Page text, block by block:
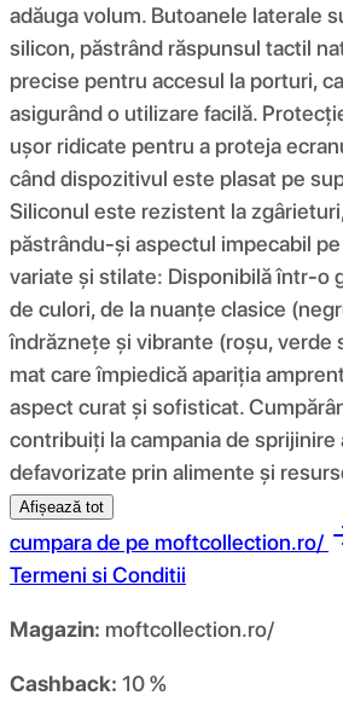
adăuga volum. Butoanele laterale
silicon, păstrând răspunsul tactil
precise pentru accesul la porturi,
asigurând o utilizare facilă.
ușor ridicate pentru a proteja
când dispozitivul este plasat pe
Siliconul este rezistent la
păstrându-și aspectul impecabil
variate și stilate: Disponibilă într-o
de culori, de la nuanțe clasice
îndrăznețe și vibrante (roșu, verde
mat care împiedică apariția
aspect curat și sofisticat.
contribuiți la campania de sprijinire
defavorizate prin alimente și
Afișează tot
cumpara de pe moftcollection.ro/
Termeni si Conditii
Magazin: moftcollection.ro/
Cashback: 10 %